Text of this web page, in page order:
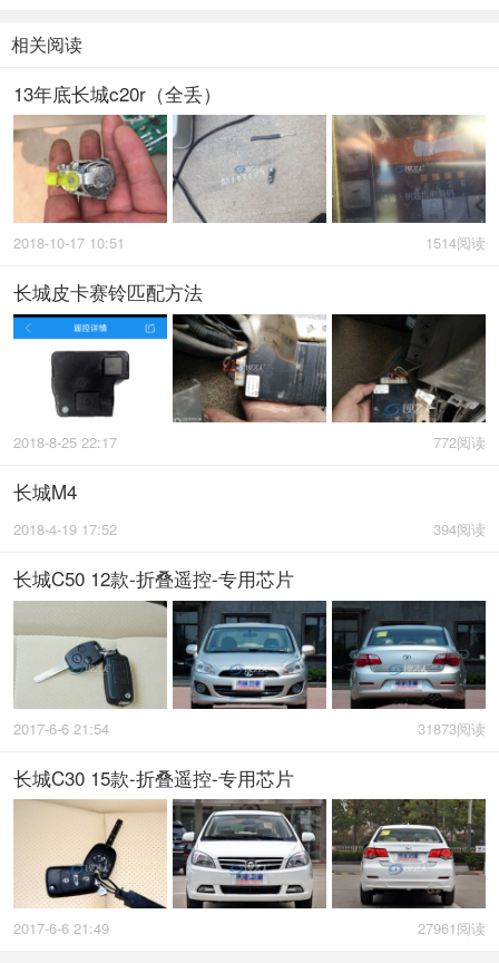
相关阅读
13年底长城c20r（全丢）
1514阅读
2018-10-17 10:51
长城皮卡赛铃匹配方法
772阅读
2018-8-25 22:17
长城M4
394阅读
2018-4-19 17:52
长城C50 12款-折叠遥控-专用芯片
31873阅读
2017-6-6 21:54
长城C30 15款-折叠遥控-专用芯片
27961阅读
2017-6-6 21:49